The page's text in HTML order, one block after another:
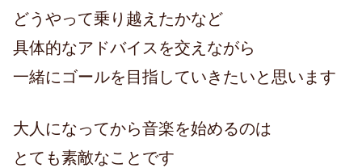
どうやって乗り越えたかなど
具体的なアドバイスを交えながら
一緒にゴールを目指していきたいと思います
大人になってから音楽を始めるのは
とても素敵なことです